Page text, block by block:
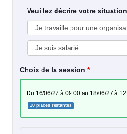
Veuillez décrire votre situation
Choix de la session
10 places restantes